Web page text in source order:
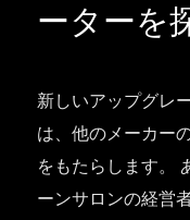
ーターを
新しいアップグレ
は、他のメーカー
をもたらします。
ーンサロンの経営